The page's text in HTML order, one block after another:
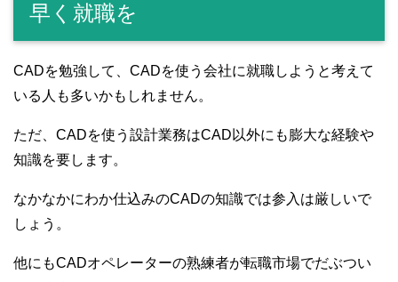
早く就職を
CADを勉強して、CADを使う会社に就職しようと考えて
いる人も多いかもしれません。
ただ、CADを使う設計業務はCAD以外にも膨大な経験や
知識を要します。
なかなかにわか仕込みのCADの知識では参入は厳しいで
しょう。
他にもCADオペレーターの熟練者が転職市場でだぶつい